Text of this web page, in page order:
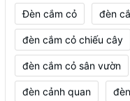
Đèn cắm cỏ đèn
đèn cắm cỏ chiếu cây
đèn cắm cỏ sân vườn
đèn cảnh quan